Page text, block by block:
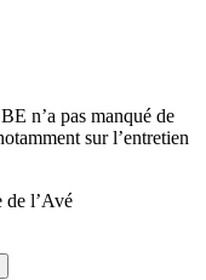
n’a pas manqué de
sur l’entretien
de l’Avé